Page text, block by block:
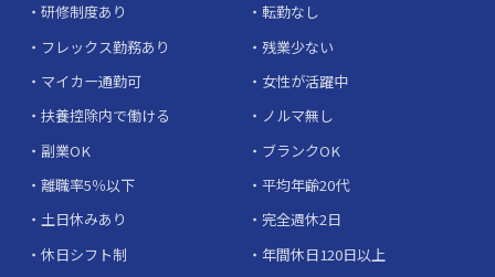
研修制度あり
転勤なし
フレックス勤務あり
残業少ない
マイカー通勤可
女性が活躍中
扶養控除内で働ける
ノルマ無し
副業OK
ブランクOK
離職率5％以下
平均年齢20代
土日休みあり
完全週休2日
休日シフト制
年間休日120日以上